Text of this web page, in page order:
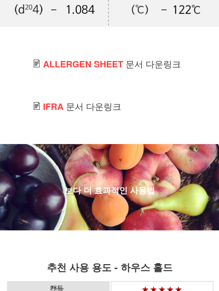
ALLERGEN SHEET 문서 다운링크
IFRA 문서 다운링크
보다 더 효과적인 사용법
추천 사용 용도 - 하우스 홀드